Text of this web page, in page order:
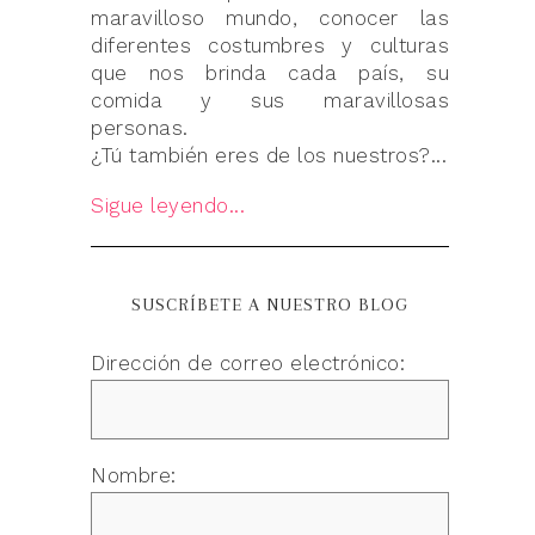
maravilloso mundo, conocer las
diferentes costumbres y culturas
que nos brinda cada país, su
comida y sus maravillosas
personas.
¿Tú también eres de los nuestros?...
Sigue leyendo...
SUSCRÍBETE A NUESTRO BLOG
Dirección de correo electrónico:
Nombre: